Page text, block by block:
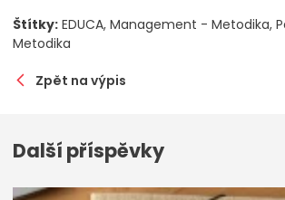
Štítky: EDUCA Management - Metodika
Metodika
Zpět na výpis
Další příspěvky